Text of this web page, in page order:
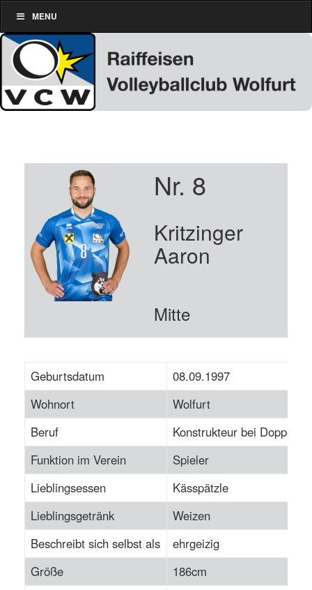
MENU
Nr. 8
Kritzinger
Aaron
Mitte
Geburtsdatum
08.09.1997
Wohnort
Wolfurt
Beruf
Konstrukteur bei
Funktion im Verein
Spieler
Lieblingsessen
Kässpätzle
Lieblingsgetränk
Weizen
Beschreibt sich selbst als
ehrgeizig
Größe
186cm